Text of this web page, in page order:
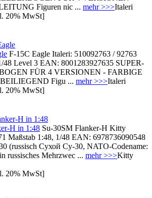
Figuren nic ... mehr >>>Italeri
20% MwSt]
F-15C Eagle Italeri: 510092763 / 92763
48 Level 3 EAN: 8001283927635 SUPER-
FÜR 4 VERSIONEN - FARBIGE
Figu ... mehr >>>Italeri
20% MwSt]
H in 1:48 Su-30SM Flanker-H Kitty
Maßstab 1:48, 1/48 EAN: 6978736090548
(russisch Сухой Су-30, NATO-Codename:
russisches Mehrzwec ... mehr >>>Kitty
20% MwSt]